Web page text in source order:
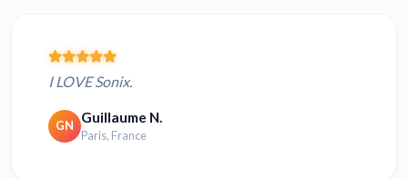
I LOVE Sonix.
GN Guillaume N.
Paris, France